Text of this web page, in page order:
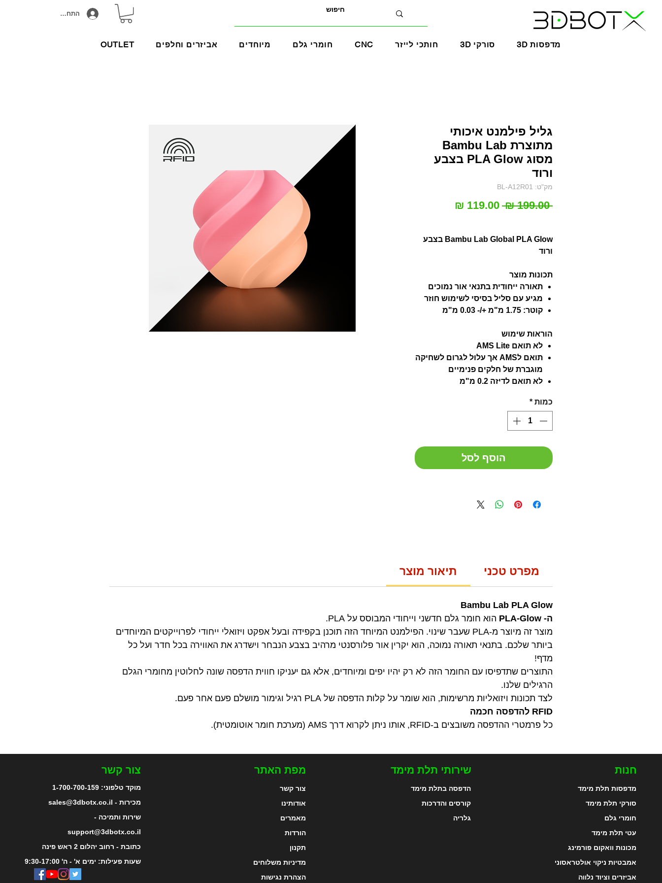
התחבר/הירשם
OUTLET אביזרים וחלפים מיוחדים חומרי גלם CNC חותכי לייזר 3D סורקי 3D מדפסות
גליל פילמנט איכותי
מתוצרת Bambu Lab
מסוג PLA Glow בצבע
ורוד
מק"ט: BL-A12R01
‏199.00 ‏₪
מחיר
Bambu Lab Global PLA Glow בצבע
ורוד
תכונות מוצר
תאורה ייחודית בתנאי אור נמוכים
מגיע עם סליל בסיסי לשימוש חוזר
קוטר: 1.75 מ"מ +/- 0.03 מ"מ
הוראות שימוש
לא תואם AMS Lite
תואם לAMS אך עלול לגרום לשחיקה
מוגברת של חלקים פנימיים
לא תואם לדיזה 0.2 מ"מ
כמות *
הוסף לסל
תיאור מוצר מפרט טכני
Bambu Lab PLA Glow
ה- PLA-Glow
הוא חומר גלם חדשני וייחודי המבוסס על PLA.
מוצר זה מיוצר מ-PLA שעבר שינוי. הפילמנט המיוחד הזה תוכנן בקפידה ובעל אפקט ויזואלי ייחודי לפרוייקטים המיוחדים
ביותר שלכם. בתנאי תאורה נמוכה, הוא יקרין אור פלורסנטי מרהיב בצבע הנבחר וישדרג את האווירה בכל חדר ועל כל
מדף!
התוצרים שתדפיסו עם החומר הזה לא רק יהיו יפים ומיוחדים, אלא גם יעניקו חווית הדפסה שונה לחלוטין מחומרי הגלם
הרגילים שלנו.
לצד תכונות ויזואליות מרשימות, הוא שומר על קלות הדפסה של PLA רגיל וגימור מושלם פעם אחר פעם.
RFID להדפסה חכמה
כל פרמטרי ההדפסה משובצים ב-RFID, אותו ניתן לקרוא דרך AMS (מערכת חומר אוטומטית).
צור קשר
מוקד טלפוני:1-700-700-159
מכירות - sales@3dbotx.co.il
שירות ותמיכה -
support@3dbotx.co.il
כתובת - רחוב יהלום 2 ראש פינה
שעות פעילות: ימים א' - ה' 9:30-17:00
מפת האתר
צור קשר
אודותינו
מאמרים
הורדות
תקנון
מדיניות משלוחים
הצהרת נגישות
שירותי תלת מימד
הדפסה בתלת מימד
קורסים והדרכות
גלריה
חנות
מדפסות תלת מימד
סורקי תלת מימד
חומרי גלם
עטי תלת מימד
מכונות וואקום פורמינג
אמבטיות ניקוי אולטראסוני
אביזרים וציוד נלווה